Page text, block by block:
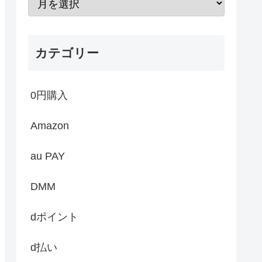
カテゴリー
0円購入
Amazon
au PAY
DMM
dポイント
d払い